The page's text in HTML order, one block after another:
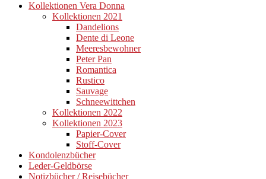
Kollektionen Vera Donna
Kollektionen 2021
Dandelions
Dente di Leone
Meeresbewohner
Peter Pan
Romantica
Rustico
Sauvage
Schneewittchen
Kollektionen 2022
Kollektionen 2023
Papier-Cover
Stoff-Cover
Kondolenzbücher
Leder-Geldbörse
Notizbücher / Reisebücher